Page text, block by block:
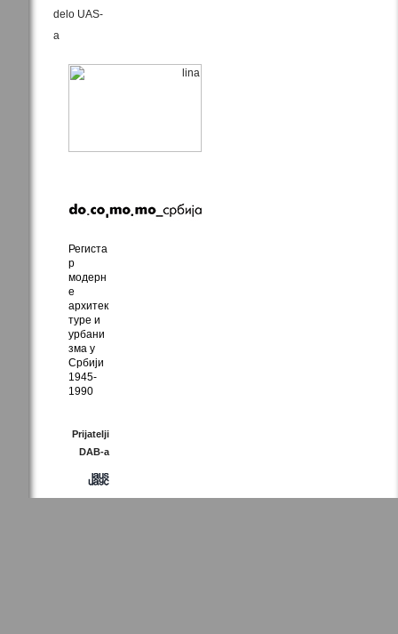
delo UAS-
a
Региста
р
модерн
е
архитек
туре и
урбани
зма у
Србији
1945-
1990
Prijatelji
DAB-a